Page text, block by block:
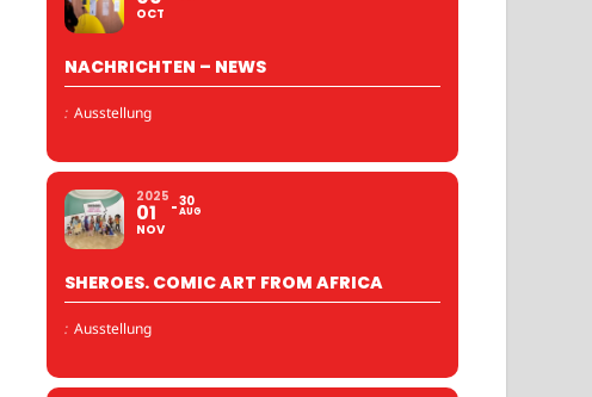
OCT
NACHRICHTEN – NEWS
: Ausstellung
2025
01
NOV
30
AUG
SHEROES. COMIC ART FROM AFRICA
: Ausstellung